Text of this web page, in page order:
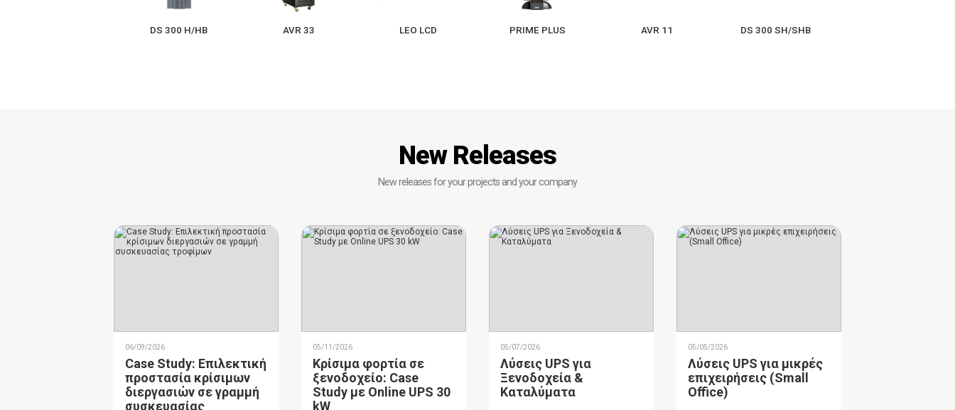
DS 300 H/HB AVR 33 LEO LCD PRIME PLUS AVR 11 DS 300 SH/SHB
New Releases
New releases for your projects and your company
06/09/2026
Case Study: Επιλεκτική
προστασία κρίσιμων
διεργασιών σε γραμμή
συσκευασίας
05/11/2026
Κρίσιμα φορτία σε
ξενοδοχείο: Case
Study με Online UPS 30
kW
05/07/2026
Λύσεις UPS για
Ξενοδοχεία &
Καταλύματα
05/05/2026
Λύσεις UPS για μικρές
επιχειρήσεις (Small
Office)